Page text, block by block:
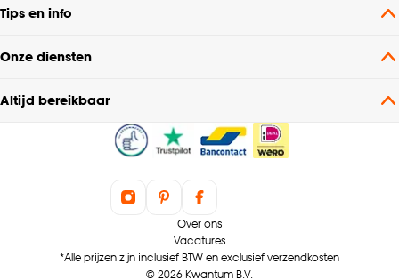
Tips en info
Onze diensten
Altijd bereikbaar
Over ons
Vacatures
*Alle prijzen zijn inclusief BTW en exclusief verzendkosten
© 2026 Kwantum B.V.